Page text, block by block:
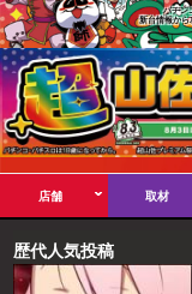
パチン
新台情報から
店舗 取材
歴代人気投稿